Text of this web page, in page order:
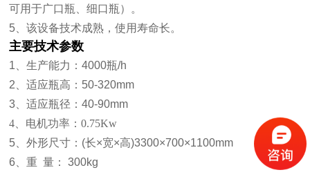
可用于广口瓶、细口瓶）。
5、该设备技术成熟，使用寿命长。
主要技术参数
1、生产能力：4000瓶/h
2、适应瓶高：50-320mm
3、适应瓶径：40-90mm
4、 电机功率：0.75Kw
5、外形尺寸：(长×宽×高)3300×700×1100mm
6、重 量： 300kg